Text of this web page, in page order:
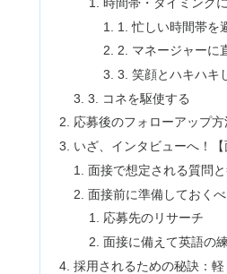
時間帯・タイミング
1. 忙しい時間帯を
2. マネージャーに
3. 笑顔とハキハキ
3. コネを駆使する
応募後のフォローアップ方
いざ、インタビューへ！【
面接で想定される質問
面接前に準備しておくべ
応募先のリサーチ
面接に備えて英語の
採用されるための秘訣：軽